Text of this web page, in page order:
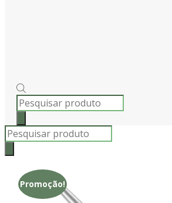
PRODUCTS
SEARCH
Products
search
Promoção!